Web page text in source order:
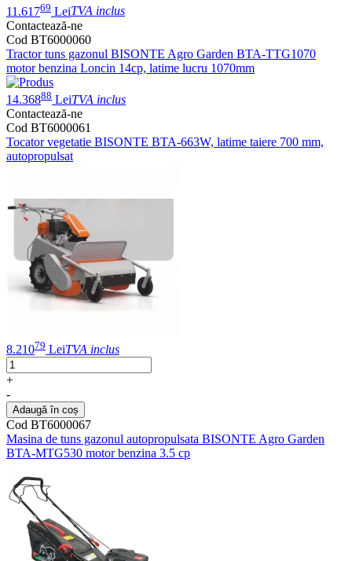
11.61769 LeiTVA inclus
Contactează-ne
Cod BT6000060
Tractor tuns gazonul BISONTE Agro Garden BTA-TTG1070
motor benzina Loncin 14cp, latime lucru 1070mm
14.36888 LeiTVA inclus
Contactează-ne
Cod BT6000061
Tocator vegetatie BISONTE BTA-663W, latime taiere 700 mm,
autopropulsat
8.21079 LeiTVA inclus
+
-
Adaugă în coș
Cod BT6000067
Masina de tuns gazonul autopropulsata BISONTE Agro Garden
BTA-MTG530 motor benzina 3.5 cp